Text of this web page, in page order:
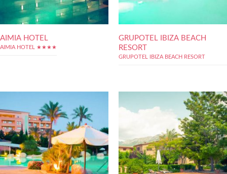
AIMIA HOTEL
AIMIA HOTEL ★★★★
GRUPOTEL IBIZA BEACH
RESORT
GRUPOTEL IBIZA BEACH RESORT